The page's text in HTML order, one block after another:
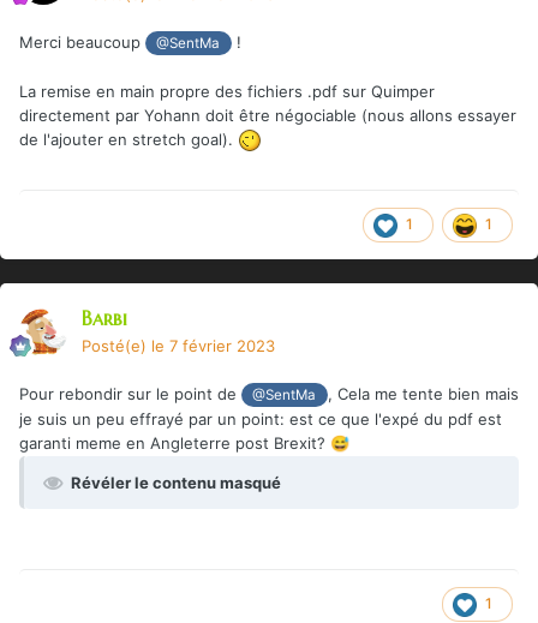
Merci beaucoup @SentMa !
La remise en main propre des fichiers .pdf sur Quimper
directement par Yohann doit être négociable (nous allons essayer
de l'ajouter en stretch goal).
1 1
Barbi
Posté(e) le 7 février 2023
Pour rebondir sur le point de @SentMa
, Cela me tente bien mais
je suis un peu effrayé par un point: est ce que l'expé du pdf est
garanti meme en Angleterre post Brexit? 😅
Révéler le contenu masqué
1